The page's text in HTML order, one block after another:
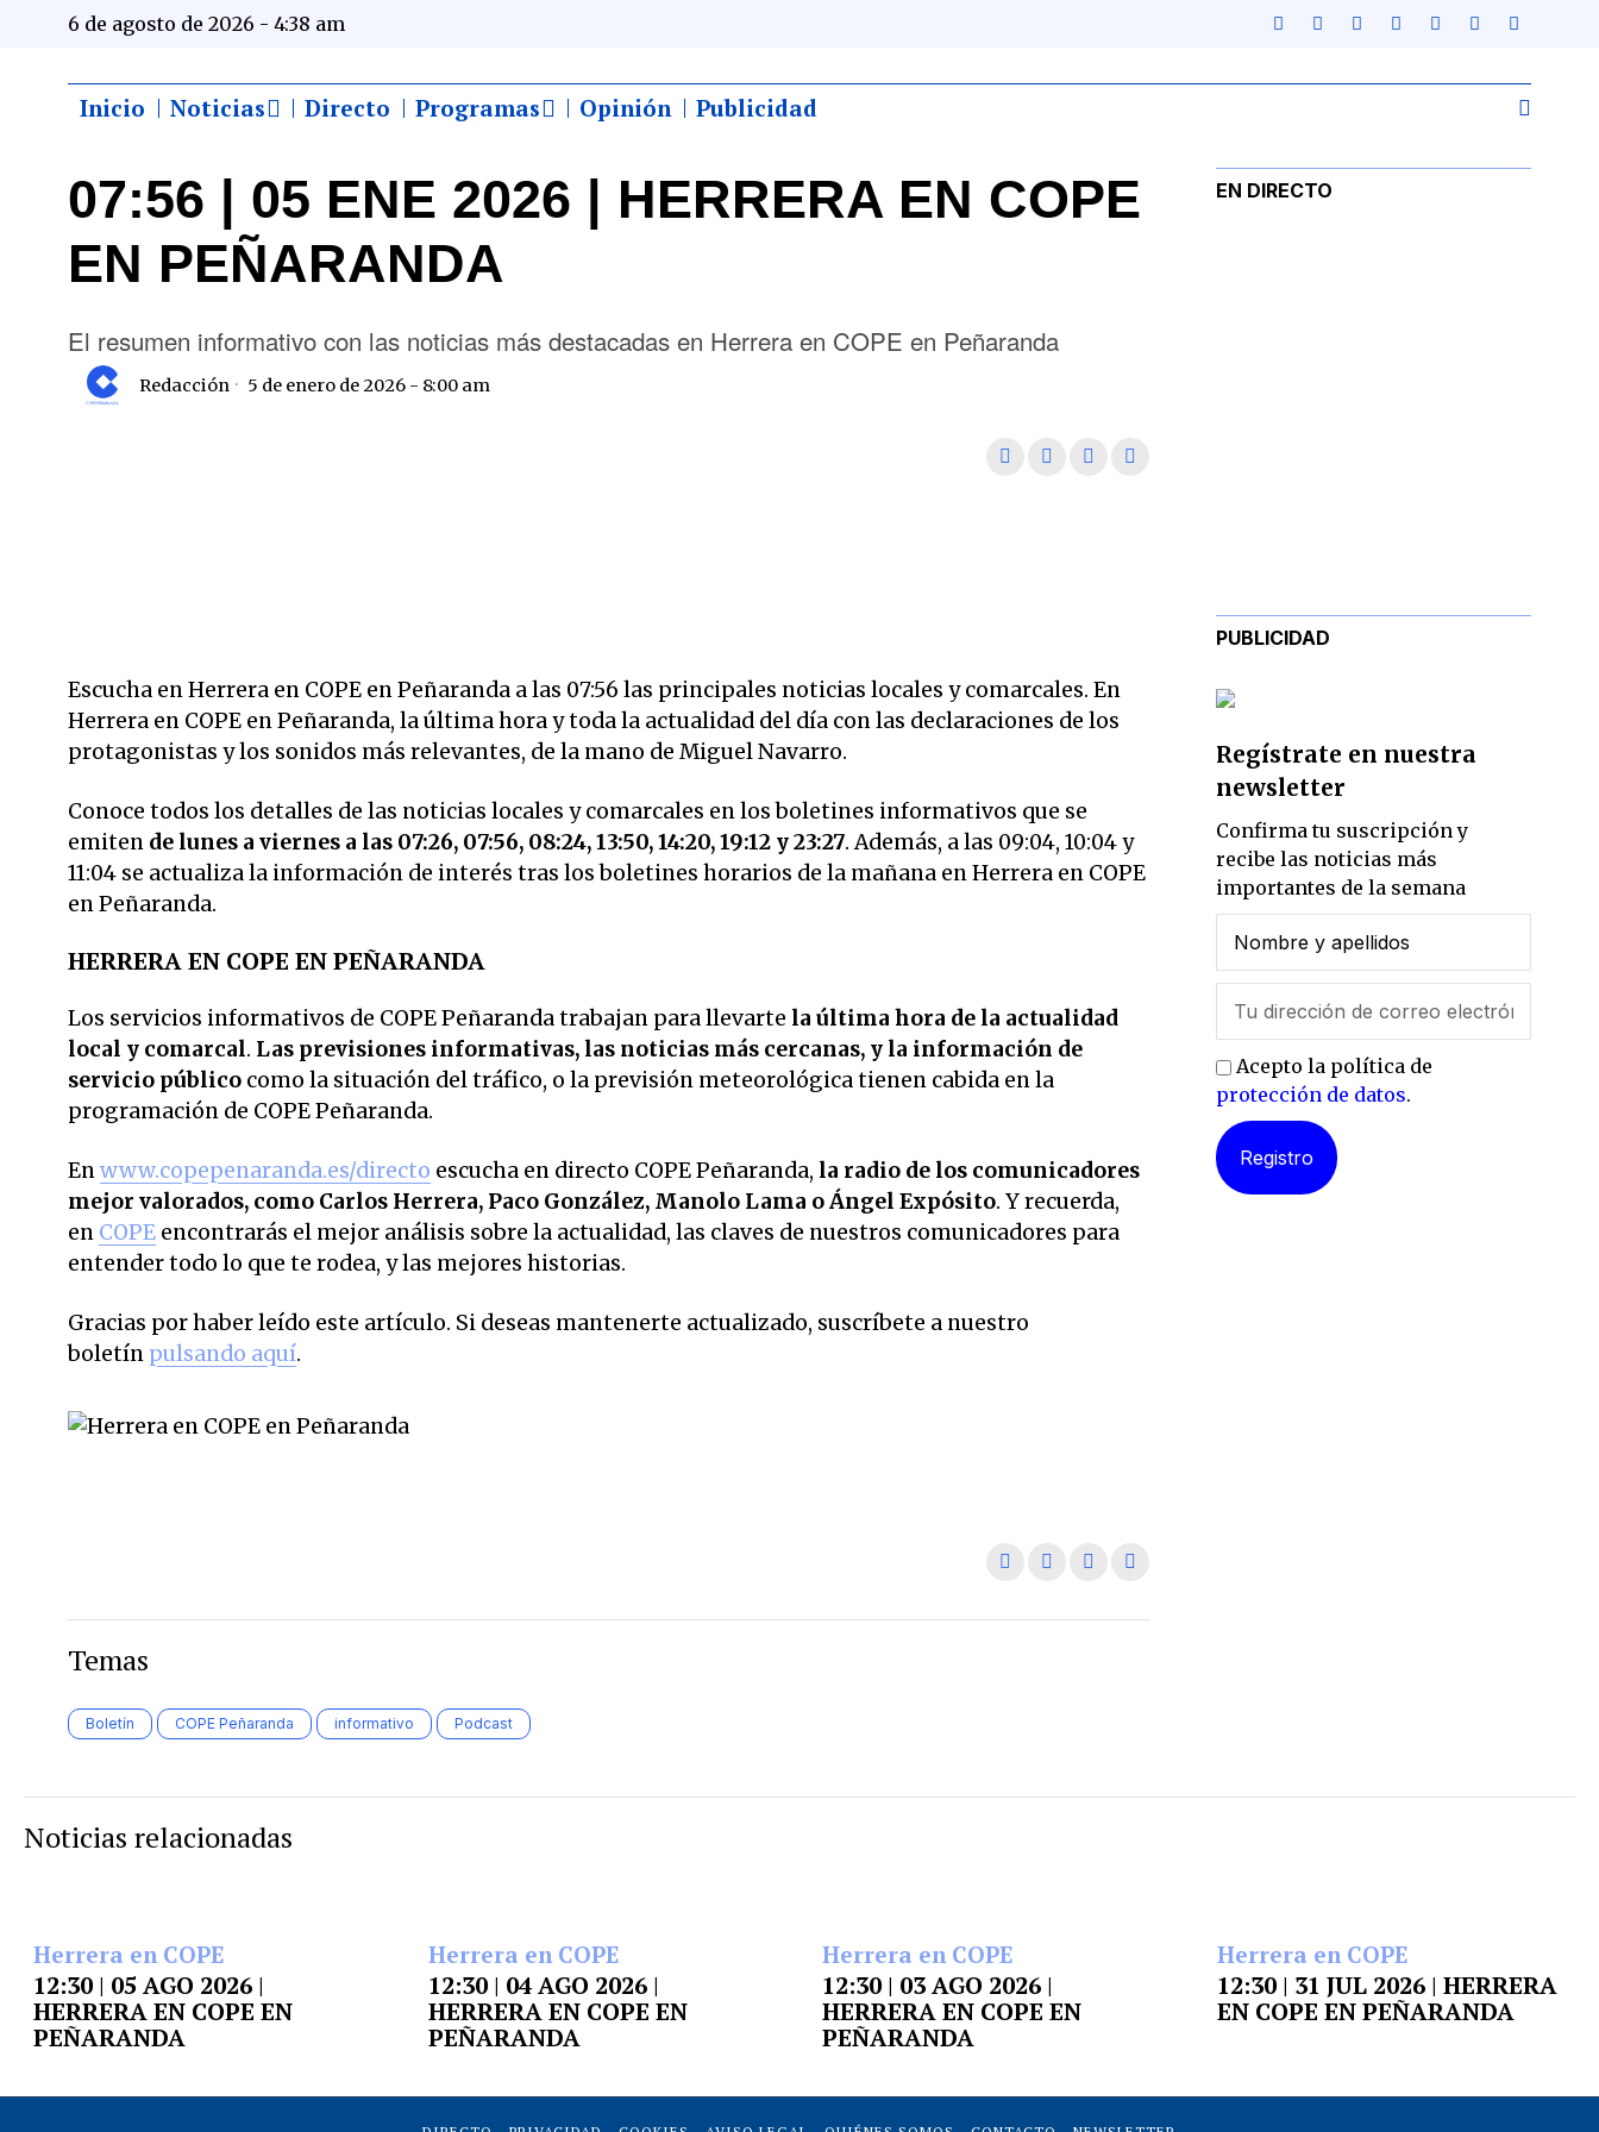
6 de agosto de 2026 - 4:38 am
Inicio Noticias Directo Programas Opinión Publicidad
07:56 | 05 ENE 2026 | HERRERA EN COPE
EN PEÑARANDA
El resumen informativo con las noticias más destacadas en Herrera en COPE en Peñaranda
Redacción 5 de enero de 2026 - 8:00 am
Escucha en Herrera en COPE en Peñaranda a las 07:56 las principales noticias locales y comarcales. En
Herrera en COPE en Peñaranda, la última hora y toda la actualidad del día con las declaraciones de los
protagonistas y los sonidos más relevantes, de la mano de Miguel Navarro.
Conoce todos los detalles de las noticias locales y comarcales en los boletines informativos que se
emiten de lunes a viernes a las 07:26, 07:56, 08:24, 13:50, 14:20, 19:12 y 23:27. Además, a las 09:04, 10:04 y
11:04 se actualiza la información de interés tras los boletines horarios de la mañana en Herrera en COPE
en Peñaranda.
HERRERA EN COPE EN PEÑARANDA
Los servicios informativos de COPE Peñaranda trabajan para llevarte la última hora de la actualidad
local y comarcal. Las previsiones informativas, las noticias más cercanas, y la información de
servicio público como la situación del tráfico, o la previsión meteorológica tienen cabida en la
programación de COPE Peñaranda.
Enwww.copepenaranda.es/directo escucha en directo COPE Peñaranda, la radio de los comunicadores
mejor valorados, como Carlos Herrera, Paco González, Manolo Lama o Ángel Expósito. Y recuerda,
en COPE encontrarás el mejor análisis sobre la actualidad, las claves de nuestros comunicadores para
entender todo lo que te rodea, y las mejores historias.
Gracias por haber leído este artículo. Si deseas mantenerte actualizado, suscríbete a nuestro
boletín pulsando aquí.
Temas
Boletín COPE Peñaranda informativo Podcast
EN DIRECTO
PUBLICIDAD
Regístrate en nuestra
newsletter
Confirma tu suscripción y
recibe las noticias más
importantes de la semana
Acepto la política de
protección de datos.
Noticias relacionadas
Herrera en COPE
12:30 | 05 AGO 2026 |
HERRERA EN COPE EN
PEÑARANDA
Herrera en COPE
12:30 | 04 AGO 2026 |
HERRERA EN COPE EN
PEÑARANDA
Herrera en COPE
12:30 | 03 AGO 2026 |
HERRERA EN COPE EN
PEÑARANDA
Herrera en COPE
12:30 | 31 JUL 2026 | HERRERA
EN COPE EN PEÑARANDA